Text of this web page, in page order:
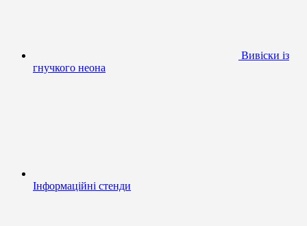
Вивіски із
гнучкого неона
Інформаційні стенди